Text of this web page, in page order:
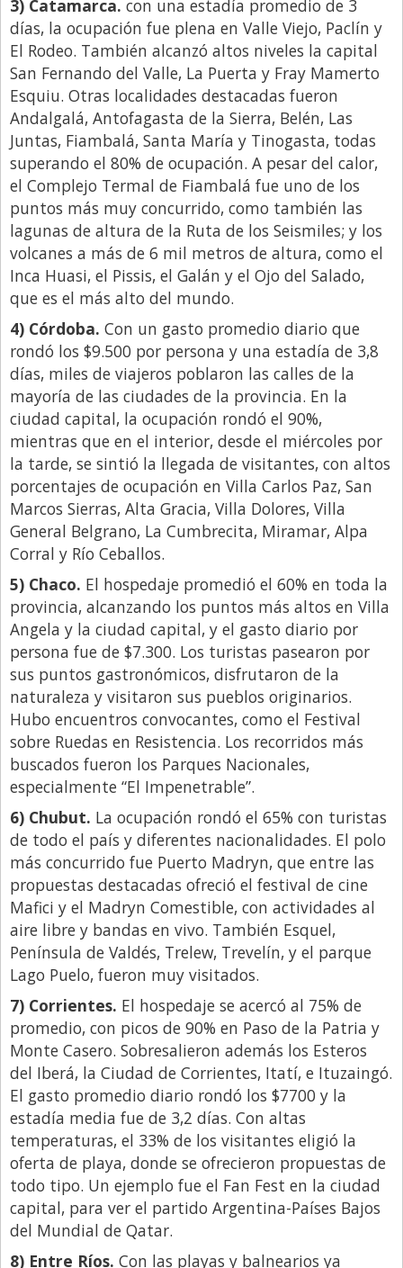
3) Catamarca. con una estadía promedio de 3
días, la ocupación fue plena en Valle Viejo, Paclín y
El Rodeo. También alcanzó altos niveles la capital
San Fernando del Valle, La Puerta y Fray Mamerto
Esquiu. Otras localidades destacadas fueron
Andalgalá, Antofagasta de la Sierra, Belén, Las
Juntas, Fiambalá, Santa María y Tinogasta, todas
superando el 80% de ocupación. A pesar del calor,
el Complejo Termal de Fiambalá fue uno de los
puntos más muy concurrido, como también las
lagunas de altura de la Ruta de los Seismiles; y los
volcanes a más de 6 mil metros de altura, como el
Inca Huasi, el Pissis, el Galán y el Ojo del Salado,
que es el más alto del mundo.
4) Córdoba. Con un gasto promedio diario que
rondó los $9.500 por persona y una estadía de 3,8
días, miles de viajeros poblaron las calles de la
mayoría de las ciudades de la provincia. En la
ciudad capital, la ocupación rondó el 90%,
mientras que en el interior, desde el miércoles por
la tarde, se sintió la llegada de visitantes, con altos
porcentajes de ocupación en Villa Carlos Paz, San
Marcos Sierras, Alta Gracia, Villa Dolores, Villa
General Belgrano, La Cumbrecita, Miramar, Alpa
Corral y Río Ceballos.
5) Chaco. El hospedaje promedió el 60% en toda la
provincia, alcanzando los puntos más altos en Villa
Angela y la ciudad capital, y el gasto diario por
persona fue de $7.300. Los turistas pasearon por
sus puntos gastronómicos, disfrutaron de la
naturaleza y visitaron sus pueblos originarios.
Hubo encuentros convocantes, como el Festival
sobre Ruedas en Resistencia. Los recorridos más
buscados fueron los Parques Nacionales,
especialmente “El Impenetrable”.
6) Chubut. La ocupación rondó el 65% con turistas
de todo el país y diferentes nacionalidades. El polo
más concurrido fue Puerto Madryn, que entre las
propuestas destacadas ofreció el festival de cine
Mafici y el Madryn Comestible, con actividades al
aire libre y bandas en vivo. También Esquel,
Península de Valdés, Trelew, Trevelín, y el parque
Lago Puelo, fueron muy visitados.
7) Corrientes. El hospedaje se acercó al 75% de
promedio, con picos de 90% en Paso de la Patria y
Monte Casero. Sobresalieron además los Esteros
del Iberá, la Ciudad de Corrientes, Itatí, e Ituzaingó.
El gasto promedio diario rondó los $7700 y la
estadía media fue de 3,2 días. Con altas
temperaturas, el 33% de los visitantes eligió la
oferta de playa, donde se ofrecieron propuestas de
todo tipo. Un ejemplo fue el Fan Fest en la ciudad
capital, para ver el partido Argentina-Países Bajos
del Mundial de Qatar.
8) Entre Ríos. Con las playas y balnearios ya